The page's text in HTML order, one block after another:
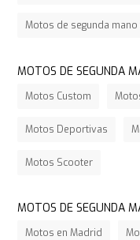
Motos de segunda
MOTOS DE SEGUNDA
Motos Custom
Motos Deportivas
Motos Scooter
MOTOS DE SEGUNDA
Motos en Madrid